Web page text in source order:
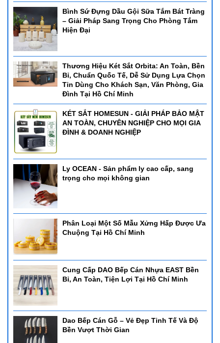
Bình Sứ Đựng Dầu Gội Sữa Tắm Bát Tràng
– Giải Pháp Sang Trọng Cho Phòng Tắm
Hiện Đại
Thương Hiệu Két Sắt Orbita: An Toàn, Bền
Bỉ, Chuẩn Quốc Tế, Dễ Sử Dụng Lựa Chọn
Tin Dùng Cho Khách Sạn, Văn Phòng, Gia
Đình Tại Hồ Chí Minh
KÉT SẮT HOMESUN - GIẢI PHÁP BẢO MẬT
AN TOÀN, CHUYÊN NGHIỆP CHO MỌI GIA
ĐÌNH & DOANH NGHIỆP
Ly OCEAN - Sản phẩm ly cao cấp, sang
trọng cho mọi không gian
Phân Loại Một Số Mẫu Xửng Hấp Được Ưa
Chuộng Tại Hồ Chí Minh
Cung Cấp DAO Bếp Cán Nhựa EAST Bền
Bỉ, An Toàn, Tiện Lợi Tại Hồ Chí Minh
Dao Bếp Cán Gỗ – Vẻ Đẹp Tinh Tế Và Độ
Bền Vượt Thời Gian